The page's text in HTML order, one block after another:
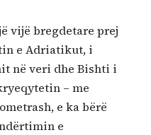
vijë bregdetare prej
e Adriatikut, i
në veri dhe Bishti i
– me
e ka bërë
e